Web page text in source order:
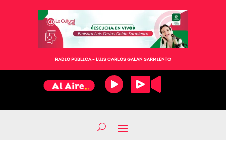
RADIO PÚBLICA – LUIS CARLOS GALÁN SARMIENTO